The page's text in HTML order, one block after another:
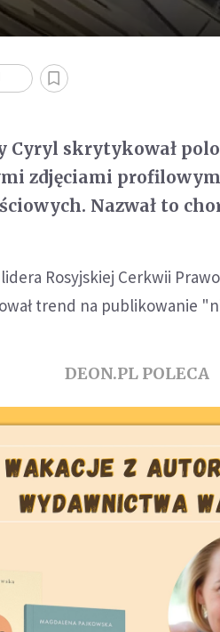
skrytykował
zdjęciami
Nazwał to
Rosyjskiej Cerkwii
trend na publikowanie
DEON.PL POLECA